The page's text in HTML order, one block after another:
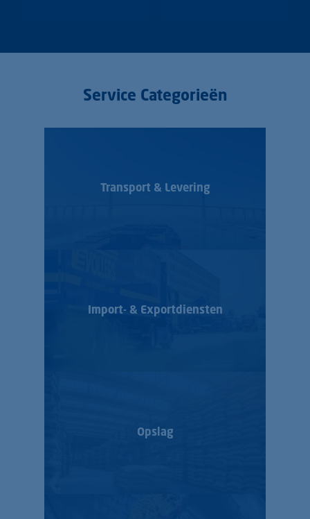
Service Categorieën
Transport & Levering
Import- & Export­diensten
Opslag